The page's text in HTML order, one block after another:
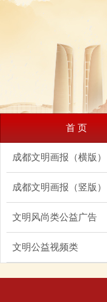
首 页
成都文明画报（横版）
成都文明画报（竖版）
文明风尚类公益广告
文明公益视频类